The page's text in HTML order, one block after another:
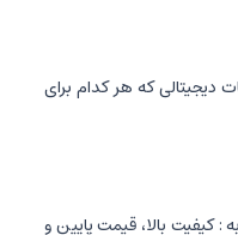
دیجیتالی که هر کدام برای
بالا، قیمت پایین و